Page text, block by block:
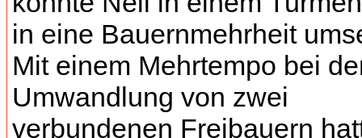
in eine Bauernmehrheit
Mit einem Mehrtempo bei
Umwandlung von zwei
verbundenen Freibauern